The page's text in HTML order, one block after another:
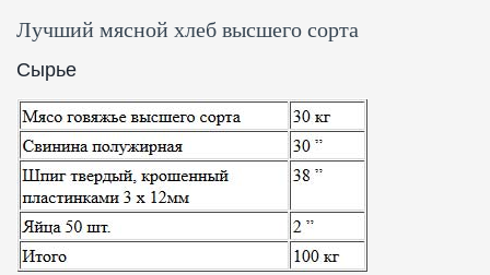
Лучший мясной хлеб высшего сорта
Сырье